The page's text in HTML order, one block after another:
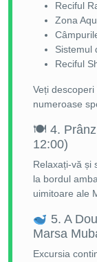
Reciful
Zona
Sistemul
Reciful
Veți
numeroase
🍽 4. Prânz
12:00)
Relaxați-vă și
la bordul
uimitoare ale
5. A
Marsa
Excursia